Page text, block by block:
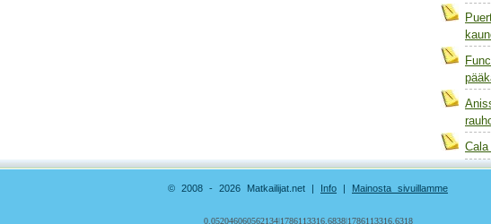
© 2008 - 2026 Matkailijat.net | Info | Mainosta sivuillamme
0.052046060562134|1786113316.6838|1786113316.6318